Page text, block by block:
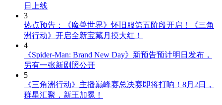
日上线
3
热点预告：《魔兽世界》怀旧服第五阶段开启！《三角
洲行动》开启全新宝藏月摸大红！
4
《Spider-Man: Brand New Day》新预告预计明日发布，
另有一张新剧照公开
5
《三角洲行动》主播巅峰赛总决赛即将打响！8月2日，
群星汇聚，新王加冕！